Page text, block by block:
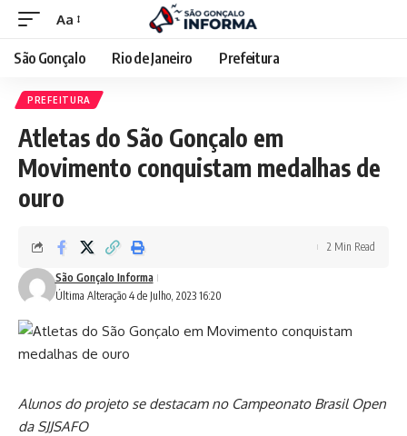
Aa
São Gonçalo Rio de Janeiro Prefeitura
PREFEITURA
Atletas do São Gonçalo em
Movimento conquistam medalhas de
ouro
Última Alteração 4 de Julho, 2023 16:20
São Gonçalo Informa
2 Min Read
Alunos do projeto se destacam no Campeonato Brasil Open
da SJJSAFO